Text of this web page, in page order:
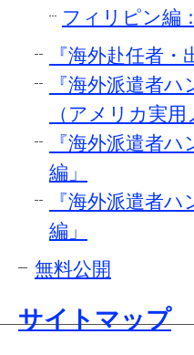
フィリピン編
『海外赴任者
『海外派遣者
（アメリカ実用
『海外派遣者
編」
『海外派遣者
編」
無料公開
サイトマップ